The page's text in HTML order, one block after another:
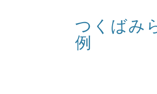
つくばみ
例